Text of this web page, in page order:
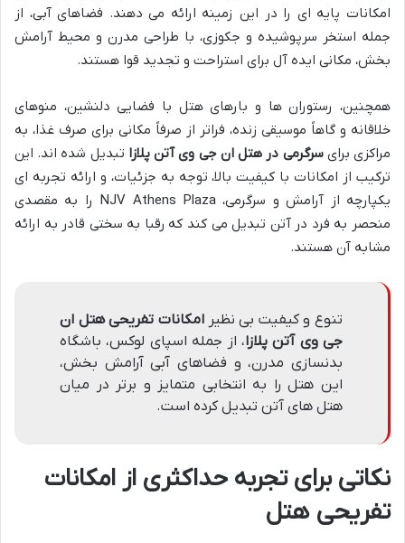
امکانات پایه ای را در این زمینه ارائه می دهند. فضاهای آبی، از
جمله استخر سرپوشیده و جکوزی، با طراحی مدرن و محیط آرامش
بخش، مکانی ایده آل برای استراحت و تجدید قوا هستند.
همچنین، رستوران ها و بارهای هتل با فضایی دلنشین، منوهای
خلاقانه و گاهاً موسیقی زنده، فراتر از صرفاً مکانی برای صرف غذا، به
مراکزی برایسرگرمی در هتل ان جی وی آتن پلازا تبدیل شده اند. این
ترکیب از امکانات با کیفیت بالا، توجه به جزئیات، و ارائه تجربه ای
یکپارچه از آرامش و سرگرمی، NJV Athens Plaza را به مقصدی
منحصر به فرد در آتن تبدیل می کند که رقبا به سختی قادر به ارائه
مشابه آن هستند.
تنوع و کیفیت بی نظیرامکانات تفریحی هتل ان
جی وی آتن پلازا، از جمله اسپای لوکس، باشگاه
بدنسازی مدرن، و فضاهای آبی آرامش بخش،
این هتل را به انتخابی متمایز و برتر در میان
هتل های آتن تبدیل کرده است.
نکاتی برای تجربه حداکثری از امکانات
تفریحی هتل